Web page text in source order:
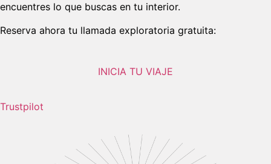
encuentres lo que buscas en tu interior.
Reserva ahora tu llamada exploratoria gratuita:
INICIA TU VIAJE
Trustpilot